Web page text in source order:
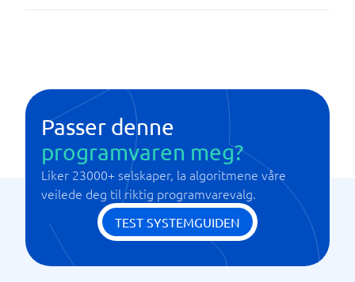
Sikkerhetskopi
SSL/TLS
Passer denne
programvaren meg?
Liker 23000+ selskaper, la algoritmene våre
veilede deg til riktig programvarevalg.
TEST SYSTEMGUIDEN